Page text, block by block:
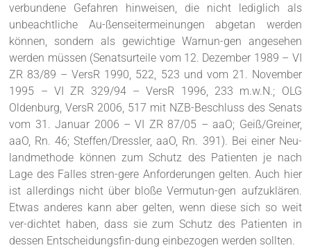
verbundene Gefahren hinweisen, die nicht lediglich als
unbeachtliche Au-ßenseitermeinungen abgetan werden
können, sondern als gewichtige Warnun-gen angesehen
werden müssen (Senatsurteile vom 12. Dezember 1989 – VI
ZR 83/89 – VersR 1990, 522, 523 und vom 21. November
1995 – VI ZR 329/94 – VersR 1996, 233 m.w.N.; OLG
Oldenburg, VersR 2006, 517 mit NZB-Beschluss des Senats
vom 31. Januar 2006 – VI ZR 87/05 – aaO; Geiß/Greiner,
aaO, Rn. 46; Steffen/Dressler, aaO, Rn. 391). Bei einer Neu-
landmethode können zum Schutz des Patienten je nach
Lage des Falles stren-gere Anforderungen gelten. Auch hier
ist allerdings nicht über bloße Vermutun-gen aufzuklären.
Etwas anderes kann aber gelten, wenn diese sich so weit
ver-dichtet haben, dass sie zum Schutz des Patienten in
dessen Entscheidungsfin-dung einbezogen werden sollten.